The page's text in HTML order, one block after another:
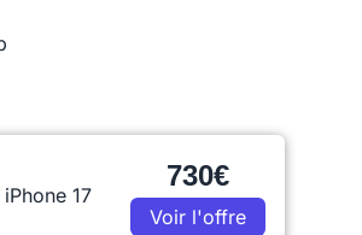
iPhone 17
730€
Voir l'offre